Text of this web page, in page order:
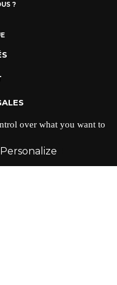
?
over what you want to
Personalize